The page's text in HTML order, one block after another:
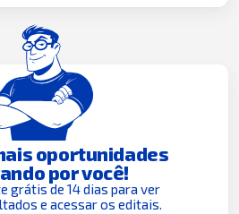
oportunidades
por você!
grátis de 14 dias para ver
e acessar os editais.